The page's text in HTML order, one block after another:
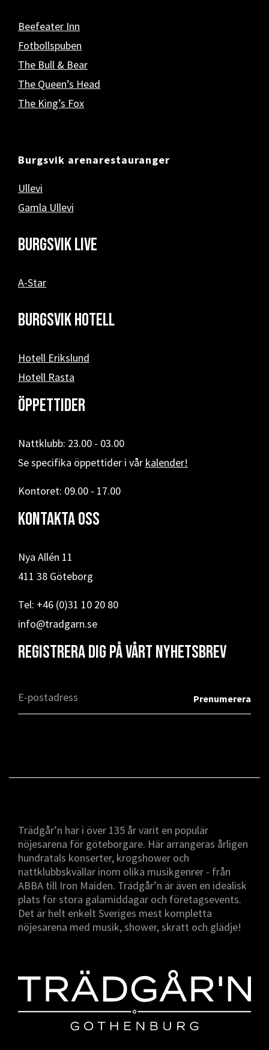
Beefeater Inn
Fotbollspuben
The Bull & Bear
The Queen’s Head
The King’s Fox
Burgsvik arenarestauranger
Ullevi
Gamla Ullevi
Burgsvik Live
A-Star
Burgsvik hotell
Hotell Erikslund
Hotell Rasta
Öppettider
Nattklubb: 23.00 - 03.00
Se specifika öppettider i vår kalender!
Kontoret: 09.00 - 17.00
Kontakta oss
Nya Allén 11
411 38 Göteborg
Tel: +46 (0)31 10 20 80
info@tradgarn.se
Registrera dig på vårt nyhetsbrev
Trädgår’n har i över 135 år varit en populär
nöjesarena för göteborgare. Här arrangeras årligen
hundratals konserter, krogshower och
nattklubbskvällar inom olika musikgenrer - från
ABBA till Iron Maiden. Trädgår’n är även en idealisk
plats för stora galamiddagar och företagsevents.
Det är helt enkelt Sveriges mest kompletta
nöjesarena med musik, shower, skratt och glädje!